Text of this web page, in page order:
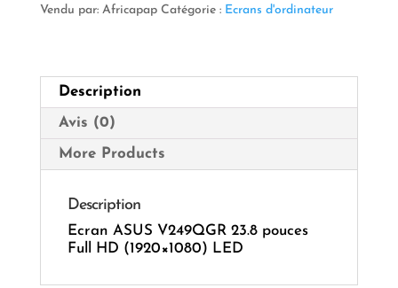
23
Vendu par: Africapap Catégorie : Ecrans d'ordinateur
Description
Avis (0)
More Products
Description
Ecran ASUS V249QGR 23.8 pouces
Full HD (1920×1080) LED